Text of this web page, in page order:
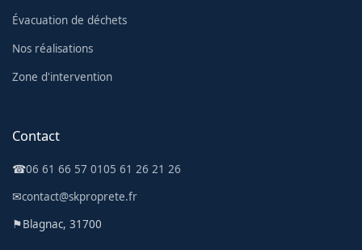
Évacuation de déchets
Nos réalisations
Zone d'intervention
Contact
☎06 61 66 57 0105 61 26 21 26
✉contact@skproprete.fr
⚑Blagnac, 31700